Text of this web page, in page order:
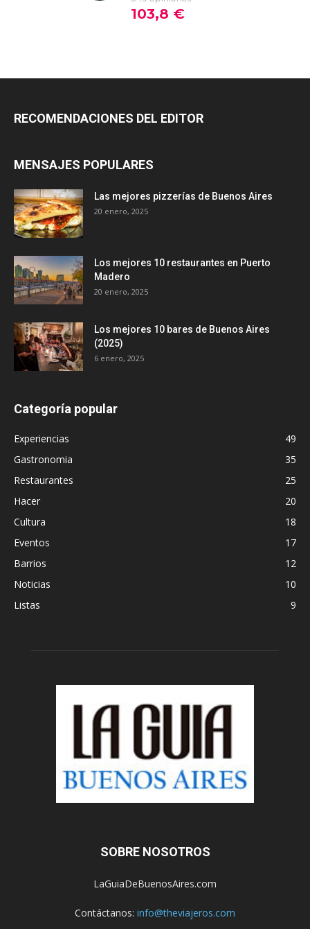
RECOMENDACIONES DEL EDITOR
MENSAJES POPULARES
Las mejores pizzerías de Buenos Aires
20 enero, 2025
Los mejores 10 restaurantes en Puerto
Madero
20 enero, 2025
Los mejores 10 bares de Buenos Aires
(2025)
6 enero, 2025
Categoría popular
Experiencias
49
Gastronomia
35
Restaurantes
25
Hacer
20
Cultura
18
Eventos
17
Barrios
12
Noticias
10
Listas
9
SOBRE NOSOTROS
LaGuiaDeBuenosAires.com
Contáctanos: info@theviajeros.com